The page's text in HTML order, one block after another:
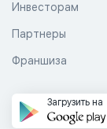
Инвесторам
Партнеры
Франшиза
Загрузить на